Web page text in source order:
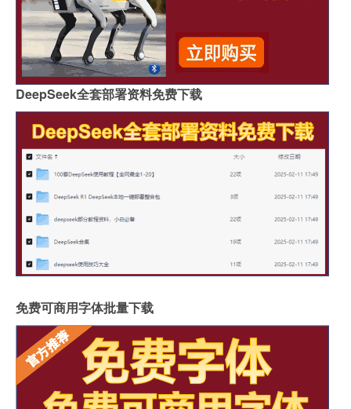
DeepSeek全套部署资料免费下载
免费可商用字体批量下载